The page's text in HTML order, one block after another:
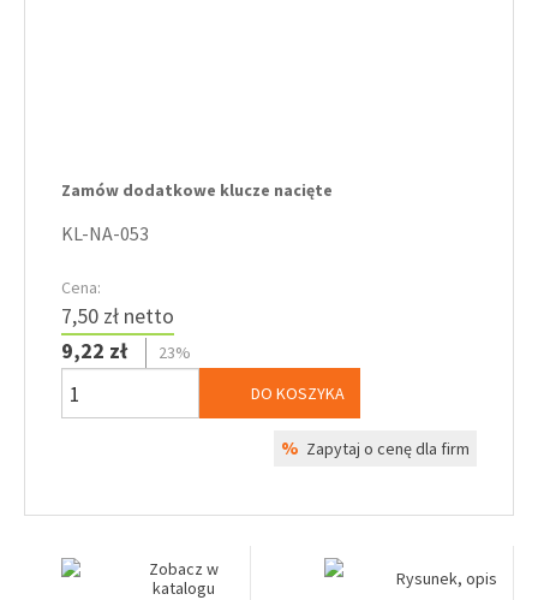
Zamów dodatkowe klucze nacięte
KL-NA-053
Cena:
7,50 zł netto
9,22 zł
23%
DO KOSZYKA
% Zapytaj o cenę dla firm
Zobacz w
katalogu
Rysunek, opis